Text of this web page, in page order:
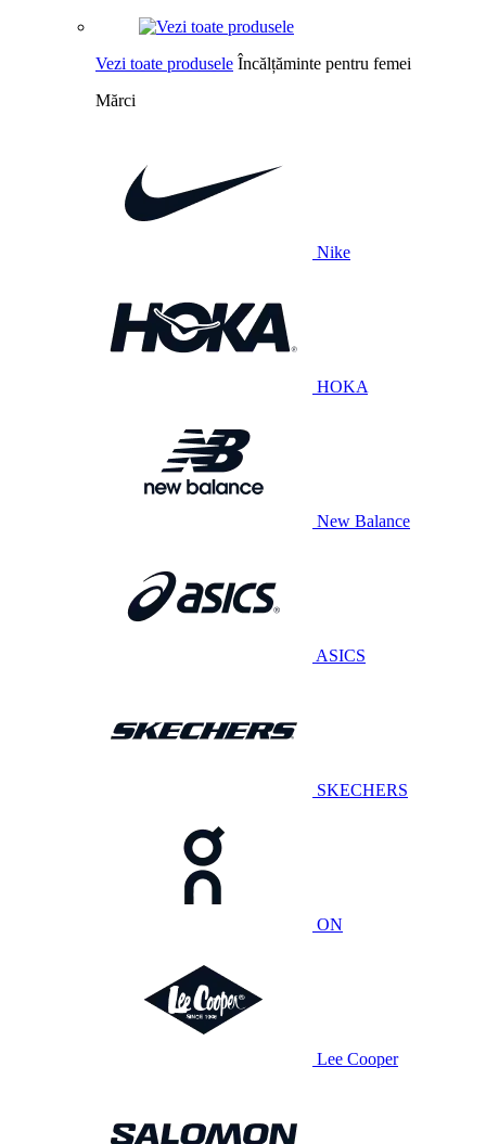
Vezi toate produsele Încălțăminte pentru femei
Mărci
Nike
HOKA
New Balance
ASICS
SKECHERS
ON
Lee Cooper